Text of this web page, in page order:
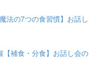
法の7つの食習慣】お話し
補食・分食】お話し会の